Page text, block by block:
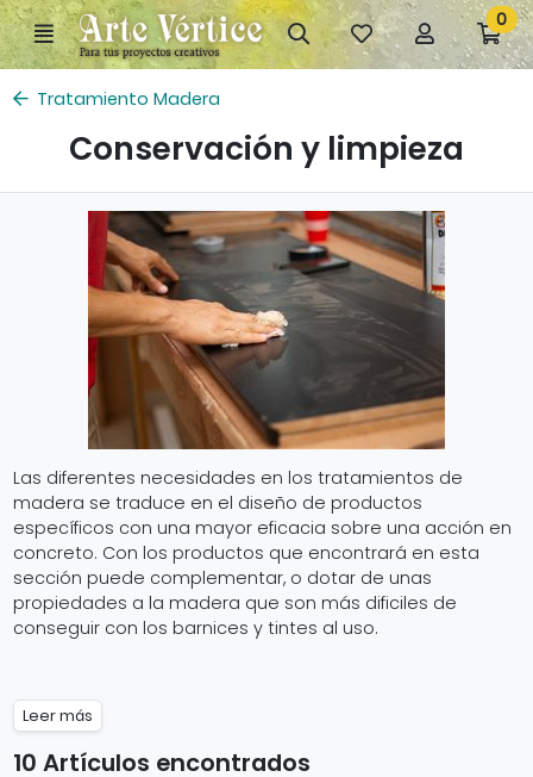
Ir al contenido principal de la página
Menú Búsqueda
Mis
artículos
Mi
cuenta
Ir
a
0
Tratamiento Madera
Conservación y limpieza
Las diferentes necesidades en los tratamientos de
madera se traduce en el diseño de productos
específicos con una mayor eficacia sobre una acción en
concreto. Con los productos que encontrará en esta
sección puede complementar, o dotar de unas
propiedades a la madera que son más dificiles de
conseguir con los barnices y tintes al uso.
Leer más
10 Artículos encontrados